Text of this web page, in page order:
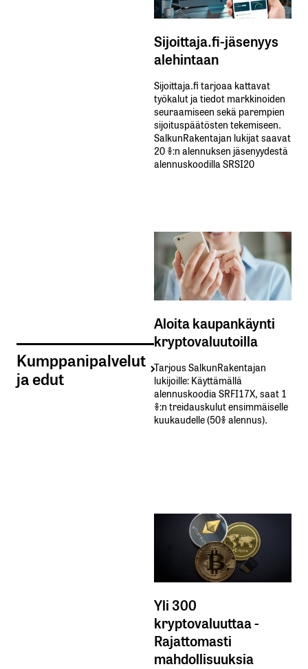
Kumppanipalvelut
ja edut
Sijoittaja.fi-jäsenyys
alehintaan
Sijoittaja.fi tarjoaa kattavat
työkalut ja tiedot markkinoiden
seuraamiseen sekä parempien
sijoituspäätösten tekemiseen.
SalkunRakentajan lukijat saavat
20 %:n alennuksen jäsenyydestä
alennuskoodilla SRSI20
Aloita kaupankäynti
kryptovaluutoilla
Tarjous SalkunRakentajan
lukijoille: Käyttämällä​ ​
alennuskoodia​ ​SRFI17X,​ ​saat​ ​1
%:n treidauskulut​ ​ensimmäiselle​ ​
kuukaudelle​ ​(50%​ ​alennus).
Yli 300
kryptovaluuttaa -
Rajattomasti
mahdollisuuksia